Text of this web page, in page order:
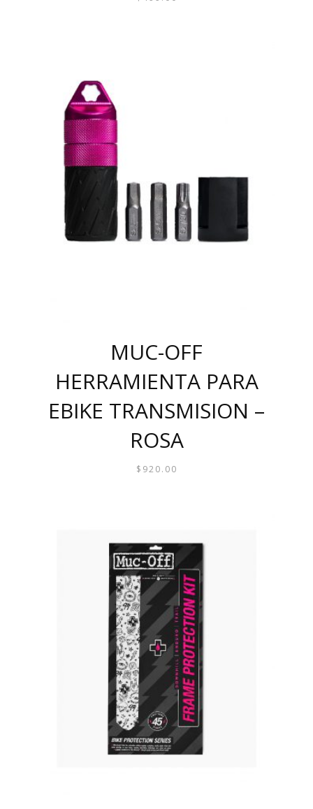
MUC-OFF
HERRAMIENTA PARA
EBIKE TRANSMISION –
ROSA
$ 920.00